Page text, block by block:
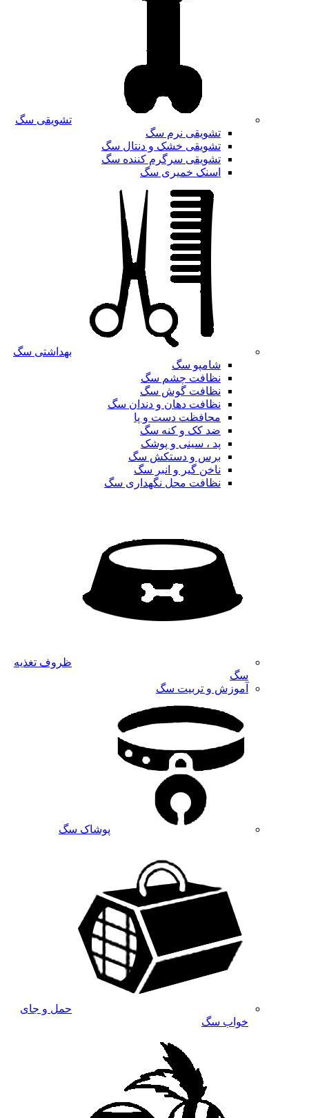
تشویقی سگ
تشویقی نرم سگ
تشویقی خشک و دنتال سگ
تشویقی سرگرم کننده سگ
اسنک خمیری سگ
بهداشتی سگ
شامپو سگ
نظافت چشم سگ
نظافت گوش سگ
نظافت دهان و دندان سگ
محافظت دست و پا
ضد کک و کنه سگ
پد ، سینی و پوشک
برس و دستکش سگ
ناخن گیر و انبر سگ
نظافت محل نگهداری سگ
ظروف تغذیه
سگ
آموزش و تربیت سگ
پوشاک سگ
حمل و جای
خواب سگ